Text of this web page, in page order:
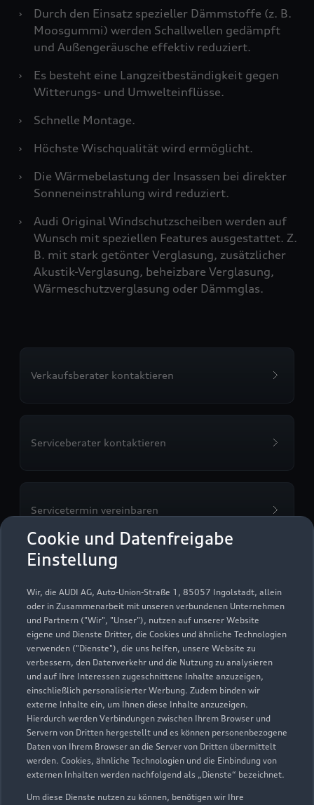
Cookie und Datenfreigabe
Einstellung
Wir, die AUDI AG, Auto-Union-Straße 1, 85057 Ingolstadt, allein
oder in Zusammenarbeit mit unseren verbundenen Unternehmen
und Partnern ("Wir", "Unser"), nutzen auf unserer Website
eigene und Dienste Dritter, die Cookies und ähnliche Technologien
verwenden ("Dienste"), die uns helfen, unsere Website zu
verbessern, den Datenverkehr und die Nutzung zu analysieren
und auf Ihre Interessen zugeschnittene Inhalte anzuzeigen,
einschließlich personalisierter Werbung. Zudem binden wir
externe Inhalte ein, um Ihnen diese Inhalte anzuzeigen.
Hierdurch werden Verbindungen zwischen Ihrem Browser und
Servern von Dritten hergestellt und es können personenbezogene
Daten von Ihrem Browser an die Server von Dritten übermittelt
werden. Cookies, ähnliche Technologien und die Einbindung von
externen Inhalten werden nachfolgend als „Dienste“ bezeichnet.
Um diese Dienste nutzen zu können, benötigen wir Ihre
›
Durch den Einsatz spezieller Dämmstoffe (z. B.
Moosgummi) werden Schallwellen gedämpft
und Außengeräusche effektiv reduziert.
›
Es besteht eine Langzeitbeständigkeit gegen
Witterungs- und Umwelteinflüsse.
›
Schnelle Montage.
›
Höchste Wischqualität wird ermöglicht.
›
Die Wärmebelastung der Insassen bei direkter
Sonneneinstrahlung wird reduziert.
›
Audi Original Windschutzscheiben werden auf
Wunsch mit speziellen Features ausgestattet. Z.
B. mit stark getönter Verglasung, zusätzlicher
Akustik-Verglasung, beheizbare Verglasung,
Wärmeschutzverglasung oder Dämmglas.
Verkaufsberater kontaktieren
Serviceberater kontaktieren
Servicetermin vereinbaren
Audi Zentrum Siegen
Autoverkauf
Servicepartner
Audi Gebrauchtwagen :plus
e-tron
Service R8
Audi on Demand